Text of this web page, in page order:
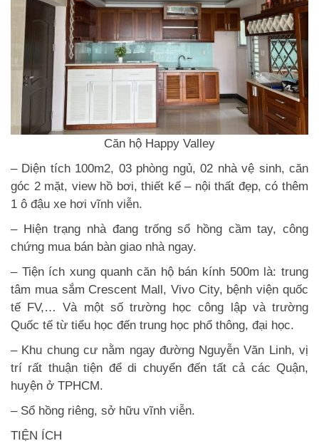
Căn hộ Happy Valley
– Diện tích 100m2, 03 phòng ngủ, 02 nhà vệ sinh, căn
góc 2 mặt, view hồ bơi, thiết kế – nội thất đẹp, có thêm
1 ô đậu xe hơi vĩnh viễn.
– Hiện trạng nhà đang trống sổ hồng cầm tay, công
chứng mua bán bàn giao nhà ngay.
– Tiện ích xung quanh căn hộ bán kính 500m là: trung
tâm mua sắm Crescent Mall, Vivo City, bệnh viện quốc
tế FV,… Và một số trường học công lập và trường
Quốc tế từ tiểu học đến trung học phổ thông, đại học.
– Khu chung cư nằm ngay đường Nguyễn Văn Linh, vị
trí rất thuận tiện để di chuyển đến tất cả các Quận,
huyện ở TPHCM.
– Sổ hồng riêng, sở hữu vĩnh viễn.
TIỆN ÍCH